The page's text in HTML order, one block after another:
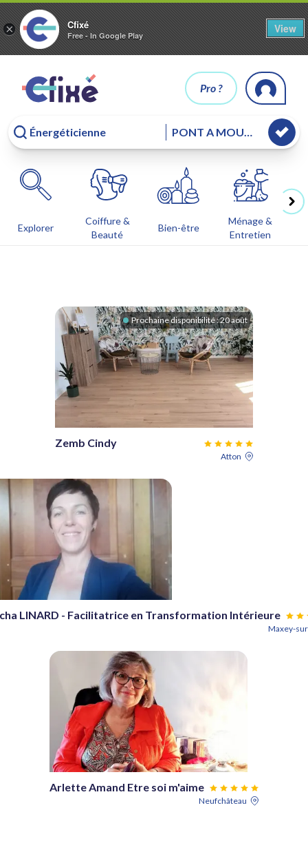
× Cfixé
Free - In Google Play
View
Pro ?
Explorer
Coiffure &
Beauté
Bien-être
Ménage &
Entretien
Prochaine disponibilité :20 août
Zemb Cindy
Atton
LINARD - Facilitatrice en Transformation Intérieure
Arlette Amand Etre soi m'aime
Neufchâteau